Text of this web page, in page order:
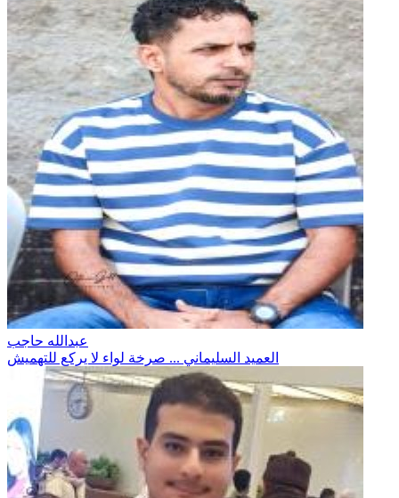
عبدالله حاجب
العميد السليماني ... صرخة لواء لا يركع للتهميش